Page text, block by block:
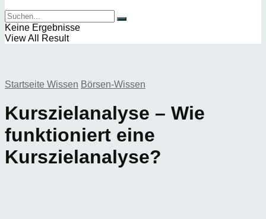
Keine Ergebnisse
View All Result
Startseite Wissen Börsen-Wissen
Kurszielanalyse – Wie
funktioniert eine
Kurszielanalyse?